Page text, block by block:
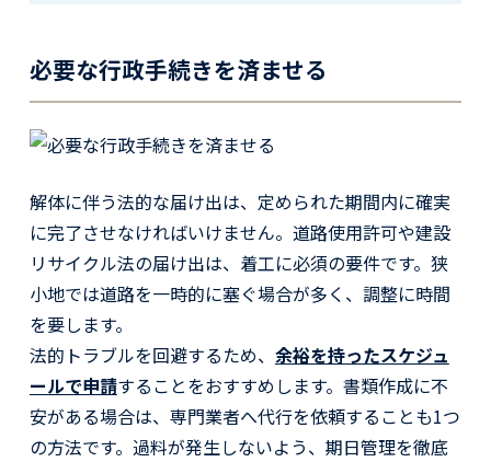
必要な行政手続きを済ませる
解体に伴う法的な届け出は、定められた期間内に確実
に完了させなければいけません。道路使用許可や建設
リサイクル法の届け出は、着工に必須の要件です。狭
小地では道路を一時的に塞ぐ場合が多く、調整に時間
を要します。
法的トラブルを回避するため、 余裕を持ったスケジュ
ールで申請することをおすすめします。書類作成に不
安がある場合は、専門業者へ代行を依頼することも1つ
の方法です。過料が発生しないよう、期日管理を徹底